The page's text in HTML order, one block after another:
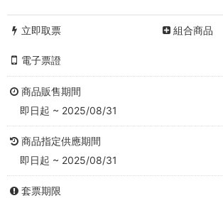
尼
德
蘭
繪
畫
時
代》
立即取票 組合商品
電子票證
商品販售期間
即日起 ~ 2025/08/31
商品指定供應期間
即日起 ~ 2025/08/31
套票期限